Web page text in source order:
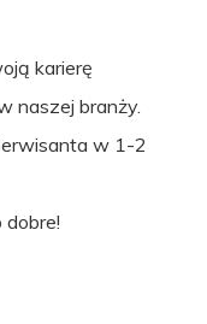
karierę
naszej branży.
w 1-2